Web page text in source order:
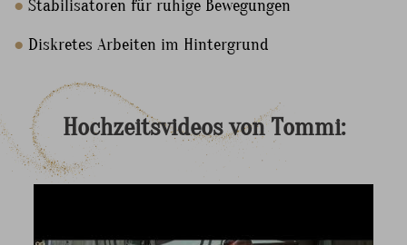
● Stabilisatoren für ruhige Bewegungen
● Diskretes Arbeiten im Hintergrund
Hochzeitsvideos von Tommi: